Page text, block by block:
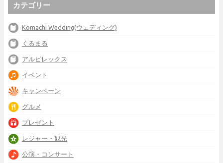
カテゴリー
Komachi Wedding(ウェディング)
くるまる
アルビレックス
イベント
キャンペーン
グルメ
プレゼント
レジャー・観光
公演・コンサート